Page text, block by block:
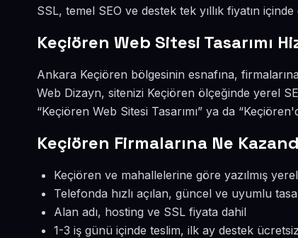
SSL, temel SEO ve destek tek yıllık fiyatın içinde
Keçiören Web Sitesi Tasarımı
Ankara Keçiören bölgesinin esnafına,
Web Dizayn, sitenizi Keçiören ölçeğinde yerel
“Keçiören Web Sitesi Tasarımı” ya da
Keçiören Firmalarına Ne
Keçiören ve mahallelerine göre yazılmış
Telefonda hızlı açılan, güncel ve uyumlu
Alan adı, hosting ve SSL fiyata dahil
1-3 iş günü içinde teslim, ilk ay destek ücretsiz